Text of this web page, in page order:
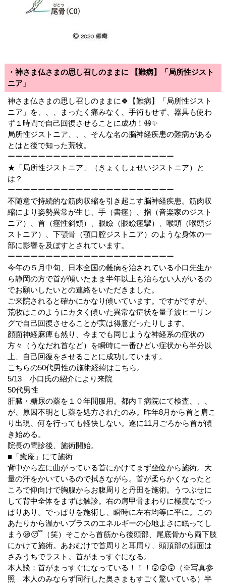
・神さま仏さまの思し召しのままに 【難病】「局所性ジスト
ニア」
神さま仏さまの思し召しのままに🍀【難病】「局所性ジスト
ニア」を、、、まったく痛みなく、手術もせず、器具も使わ
ず１時間で自己回復させることに成功！😆✨
局所性ジストニア、、、そんな名の脳神経疾患の難病がある
とはと後で知った荒牧。
ーーーーーーーーーーーーーーーーーーーーーー
★「局所性ジストニア」（きょくしょせいジストニア）と
は？
ーーーーーーーーーーーーーーーーーーーーーー
不随意で持続的な筋肉収縮を引き起こす脳神経疾患。筋肉収
縮により姿勢異常が生じ、手（書痙）、指（音楽家のジスト
ニア）、首（痙性斜頸）、眼瞼（眼瞼痙攣）、喉頭（喉頭ジ
ストニア）、下顎骨（顎口腔ジストニア）のような身体の一
部に影響を及ぼすとされています。
ーーーーーーーーーーーーーーーーーーーーーー
今年の５月中旬、日本全国の難病を治されている小口先生か
ら静岡の方で首が傾いたまま半年以上も治らない人がいるの
でお願いしたいとの連絡をいただきました。
ご来院されると確かにかなり傾いています。ですがですが、
荒牧はこのようにカタく傾いた異常な症状を量子波ヒーリン
グで自己回復させることが実は得意だったりします。
顔面神経麻痺も然り、今までも同じような神経系の症状の
方々（うなだれ首など）を瞬時に一番ひどい症状から半分以
上、自己回復をさせることに成功しています。
こちらの50代男性の施術経緯はこちら。
5/13 小口氏の紹介により来院
50代男性
肝臓・糖尿の薬を１０年間服用。都内Ｔ病院にて検査、、、
が、原因不明とし薬を処方されたのみ。昨年8月から首と肩こ
り出現、何を行っても軽快しない。遂に11月ごろから首が傾
き始める。
院長の問診後、施術開始。
■「癒庵」にて施術
背中から左に曲がっている首にかけてまず坐位から施術。大
量の汗をかいているので拭きながら。首が柔らかくなったと
ころで仰向けで胸腺からお腹周りと丹田を施術。うつぶせに
して背中全体をまずは触診。右の肩甲骨まわりに極度なでっ
ぱりあり。でっぱりを施術し、瞬時に左右均等に平に。この
あたりから温かいプラスのエネルギーの心地よさに眠ってし
まう😪😴（笑）そこから首筋から後頭部、尾底骨から両下肢
にかけて施術。あおむけで首周りと耳周り、頭頂部の顔面は
さみうちでラスト。首がまっすぐになる。
本人談：首がまっすぐになっている！！！😲😲😲（※写真参
照 本人のみならず同行した奥さまもすごく驚いている）半